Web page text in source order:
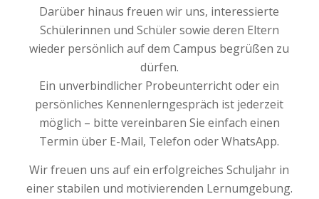
Darüber hinaus freuen wir uns, interessierte
Schülerinnen und Schüler sowie deren Eltern
wieder persönlich auf dem Campus begrüßen zu
dürfen.
Ein unverbindlicher Probeunterricht oder ein
persönliches Kennenlerngespräch ist jederzeit
möglich – bitte vereinbaren Sie einfach einen
Termin über E-Mail, Telefon oder WhatsApp.
Wir freuen uns auf ein erfolgreiches Schuljahr in
einer stabilen und motivierenden Lernumgebung.